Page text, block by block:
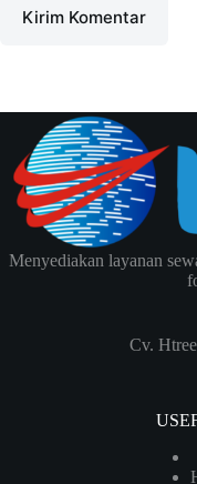
Kirim Komentar
Menyediakan layanan
Cv.